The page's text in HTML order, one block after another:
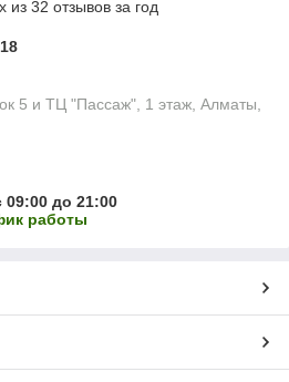
из 32 отзывов за год
5 и ТЦ "Пассаж", 1 этаж, Алматы,
09:00 до 21:00
работы